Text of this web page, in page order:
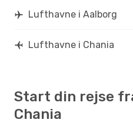
Lufthavne i Aalborg
Lufthavne i Chania
Start din rejse
Chania